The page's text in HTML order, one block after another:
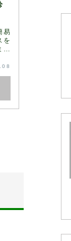
易
を
ご
、
め